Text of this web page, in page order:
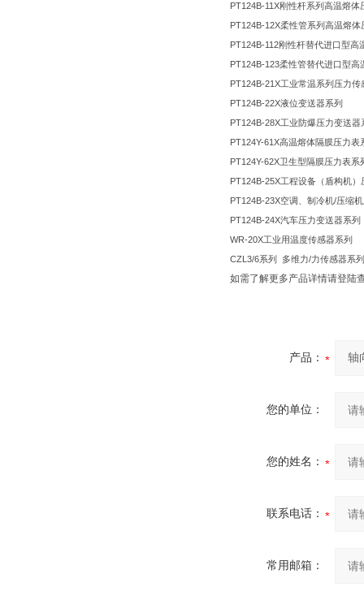
PT124B-11X刚性杆系列高温熔体
PT124B-12X柔性管系列高温熔体
PT124B-112刚性杆替代进口型高
PT124B-123柔性管替代进口型高
PT124B-21X工业常温系列压力传
PT124B-22X液位变送器系列
PT124B-28X工业防爆压力变送器
PT124Y-61X高温熔体隔膜压力表
PT124Y-62X卫生型隔膜压力表系
PT124B-25X工程设备（盾构机）
PT124B-23X空调、制冷机/压缩
PT124B-24X汽车压力变送器系列
WR-20X工业用温度传感器系列
CZL3/6系列 多维力/力传感器系列
如需了解更多产品详情请登陆查
产品：
您的单位：
您的姓名：
联系电话：
常用邮箱：